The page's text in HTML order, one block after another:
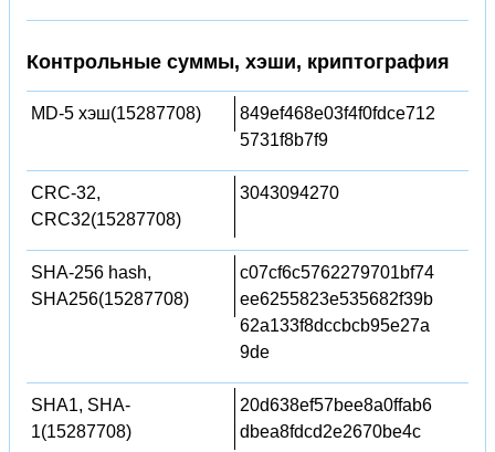
Контрольные суммы, хэши, криптография
MD-5 хэш(15287708)
849ef468e03f4f0fdce712
5731f8b7f9
CRC-32,
CRC32(15287708)
3043094270
SHA-256 hash,
SHA256(15287708)
c07cf6c5762279701bf74
ee6255823e535682f39b
62a133f8dccbcb95e27a
9de
SHA1, SHA-
1(15287708)
20d638ef57bee8a0ffab6
dbea8fdcd2e2670be4c